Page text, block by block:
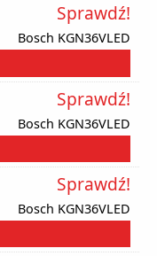
Bosch KGN36VLED
Sprawdź!
Bosch KGN36VLED
Sprawdź!
Bosch KGN36VLED
Sprawdź!